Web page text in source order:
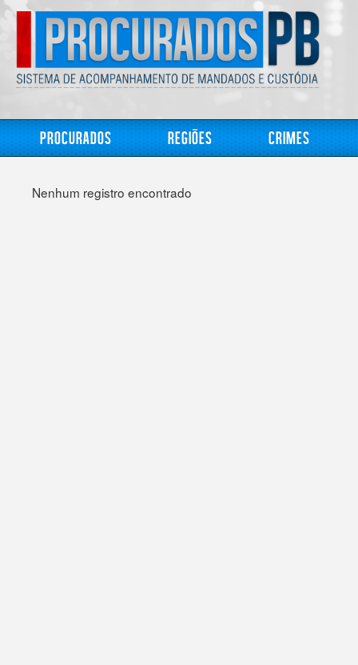
Procurados Regiões Crimes
Nenhum registro encontrado